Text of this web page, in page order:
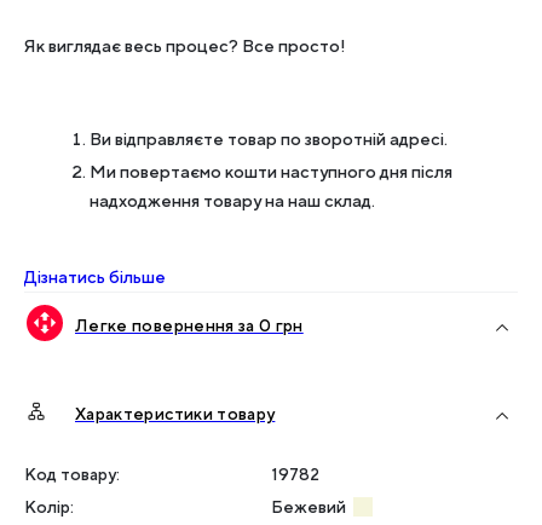
Як виглядає весь процес? Все просто!
Ви відправляєте товар по зворотній адресі.
Ми повертаємо кошти наступного дня після
надходження товару на наш склад.
Дізнатись більше
Легке повернення за 0 грн
Характеристики товару
Код товару:
19782
Колір:
Бежевий